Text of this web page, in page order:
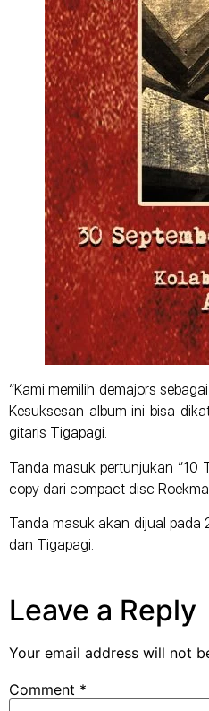
“Kami memilih demajors
Kesuksesan album ini bisa
gitaris Tigapagi.
Tanda masuk pertunjukan “10
copy dari compact disc
Tanda masuk akan dijual pada
dan Tigapagi.
Leave a Reply
Your email address will not
Comment *